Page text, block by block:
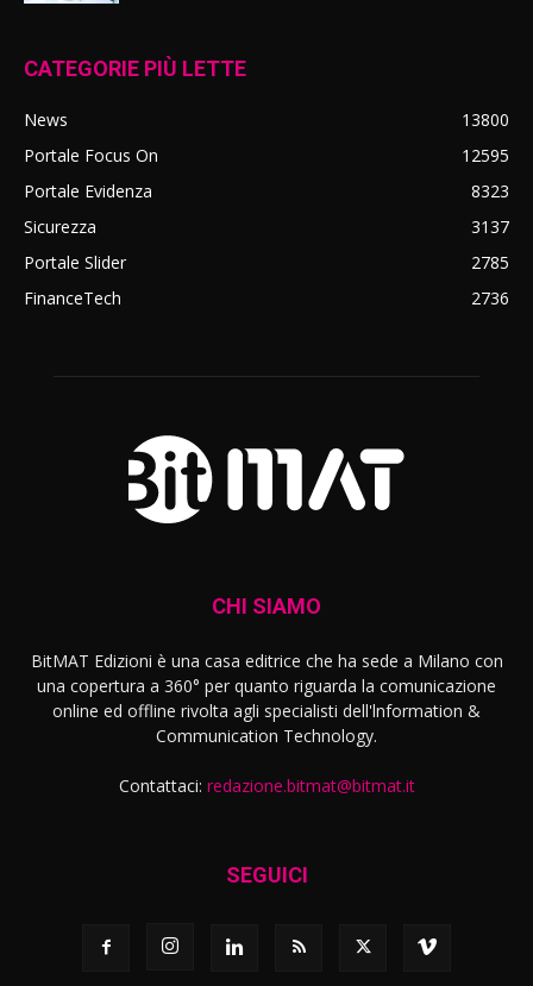
CATEGORIE PIÙ LETTE
News
13800
Portale Focus On
12595
Portale Evidenza
8323
Sicurezza
3137
Portale Slider
2785
FinanceTech
2736
CHI SIAMO
BitMAT Edizioni è una casa editrice che ha sede a Milano con
una copertura a 360° per quanto riguarda la comunicazione
online ed offline rivolta agli specialisti dell'lnformation &
Communication Technology.
Contattaci: redazione.bitmat@bitmat.it
SEGUICI